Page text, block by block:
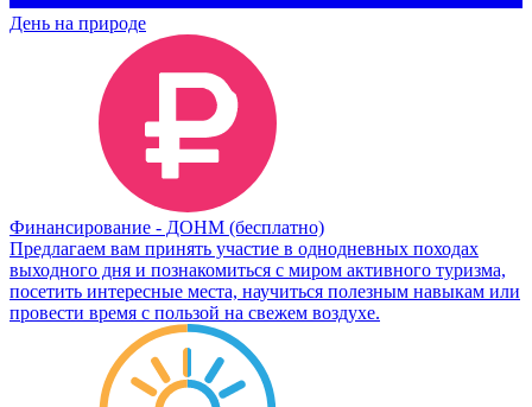
День на природе
Финансирование - ДОНМ (бесплатно)
Предлагаем вам принять участие в однодневных походах
выходного дня и познакомиться с миром активного туризма,
посетить интересные места, научиться полезным навыкам или
провести время с пользой на свежем воздухе.